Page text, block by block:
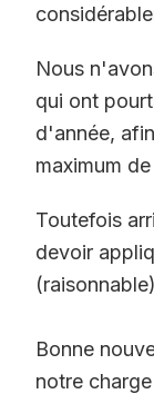
Nous
qui ont
d'année,
maximum
Toutefois
devoir
Bonne
notre